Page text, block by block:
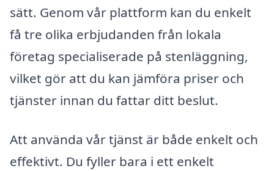
sätt. Genom vår plattform kan du enkelt
få tre olika erbjudanden från lokala
företag specialiserade på stenläggning,
vilket gör att du kan jämföra priser och
tjänster innan du fattar ditt beslut.
Att använda vår tjänst är både enkelt och
effektivt. Du fyller bara i ett enkelt